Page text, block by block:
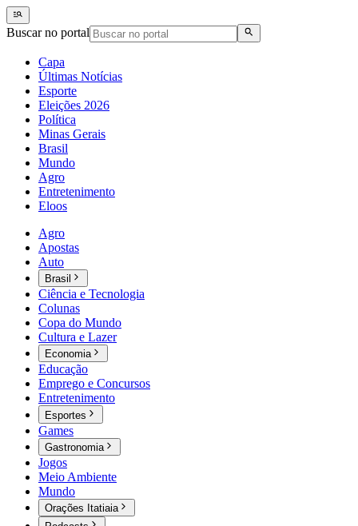
Buscar no portal
Capa
Últimas Notícias
Esporte
Eleições 2026
Política
Minas Gerais
Brasil
Mundo
Agro
Entretenimento
Eloos
Agro
Apostas
Auto
Brasil
Ciência e Tecnologia
Colunas
Copa do Mundo
Cultura e Lazer
Economia
Educação
Emprego e Concursos
Entretenimento
Esportes
Games
Gastronomia
Jogos
Meio Ambiente
Mundo
Orações Itatiaia